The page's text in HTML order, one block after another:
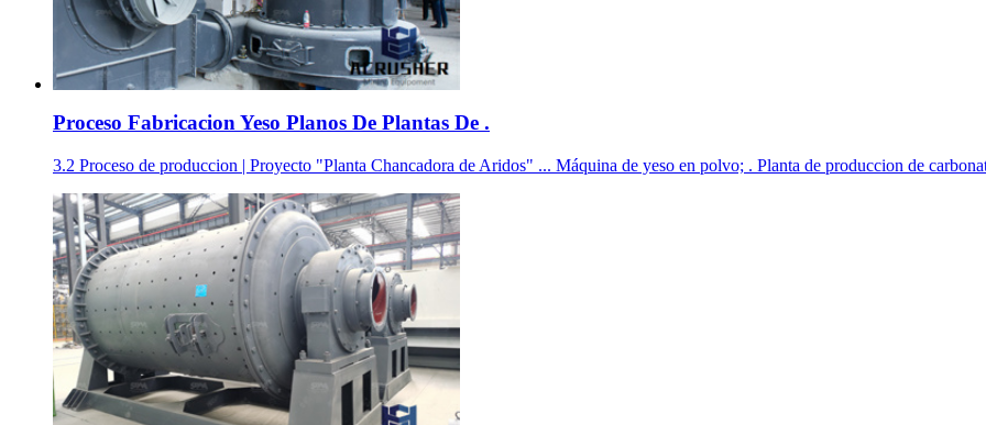
Proceso Fabricacion Yeso Planos De Plantas De .
3.2 Proceso de produccion | Proyecto "Planta Chancadora de Aridos" ... Máquina de yeso en polvo; . Planta de produccion de